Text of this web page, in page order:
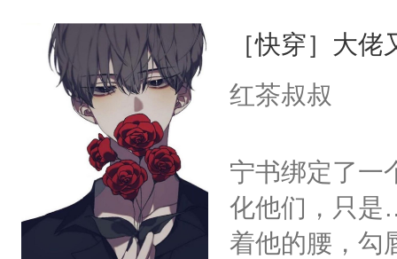
［快穿］大
红茶叔叔
宁书绑定了一
化他们，只是
着他的腰，勾